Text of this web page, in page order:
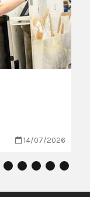
14/07/2026